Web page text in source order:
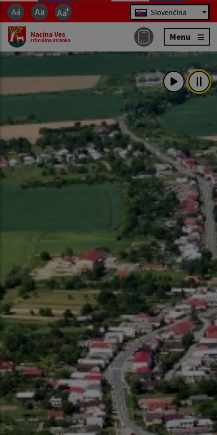
Jazyk Slovenčina
Nacina Ves
Oficiálna stránka Menu